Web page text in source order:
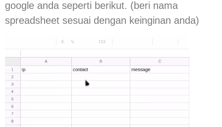
google anda seperti berikut. (beri nama
spreadsheet sesuai dengan keinginan anda)